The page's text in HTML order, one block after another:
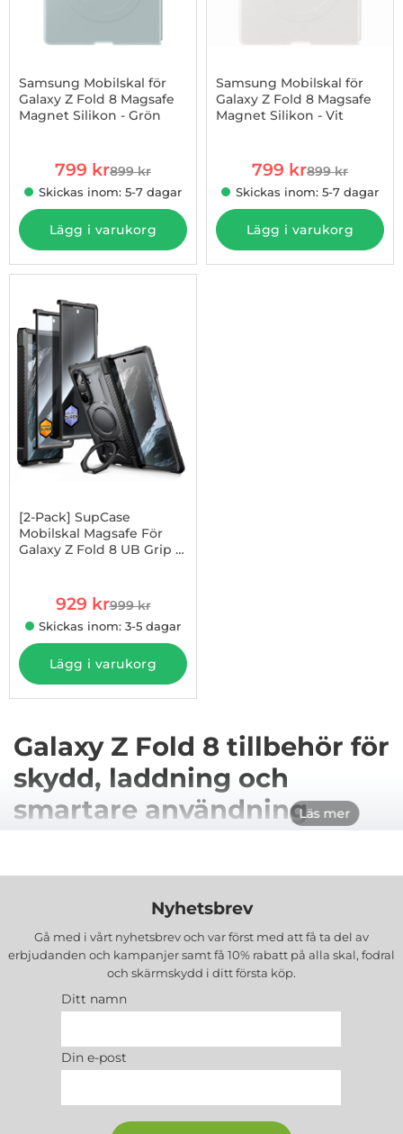
Samsung Mobilskal för
Galaxy Z Fold 8 Magsafe
Magnet Silikon - Grön
rea pris
799 krtidigare pris
899 kr
Skickas inom: 5-7 dagar
Lägg i varukorg
Samsung Mobilskal för
Galaxy Z Fold 8 Magsafe
Magnet Silikon - Vit
rea pris
799 krtidigare pris
899 kr
Skickas inom: 5-7 dagar
Lägg i varukorg
[2-Pack] SupCase
Mobilskal Magsafe För
Galaxy Z Fold 8 UB Grip -
rea pris
929 krtidigare pris
999 kr
Skickas inom: 3-5 dagar
Lägg i varukorg
Läs mer
Galaxy Z Fold 8 tillbehör för
skydd, laddning och
smartare användning
Galaxy Z Fold 8 skiljer sig från en traditionell
smartphone genom sin vikbara konstruktion och
sitt bredare, mer kompakt utformade format. Den
yttre 5,5-tumsskärmen är anpassad för exempelvis
meddelanden, sociala medier och snabb navigering,
medan den 7,6-tums stora huvudskärmen ger gott
om utrymme för film, läsning, spel och multitasking.
Telefonen väger 201 gram och har två Dynamic
uppdateringsfrekvens på upp till 120 Hz. Den drivs
av Snapdragon 8 Elite Gen 5 for Galaxy och har ett
Nyhetsbrev
Gå med i vårt nyhetsbrev och var först med att få ta del av
erbjudanden och kampanjer samt få 10% rabatt på alla skal, fodral
och skärmskydd i ditt första köp.
Ditt namn
Din e-post